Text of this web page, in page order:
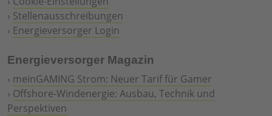
› Stellenausschreibungen
› Energieversorger Login
Energieversorger Magazin
› meinGAMING Strom: Neuer Tarif für Gamer
› Offshore-Windenergie: Ausbau, Technik und
Perspektiven